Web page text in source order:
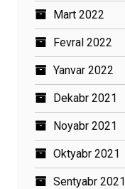
Mart 2022
Fevral 2022
Yanvar 2022
Dekabr 2021
Noyabr 2021
Oktyabr 2021
Sentyabr 2021